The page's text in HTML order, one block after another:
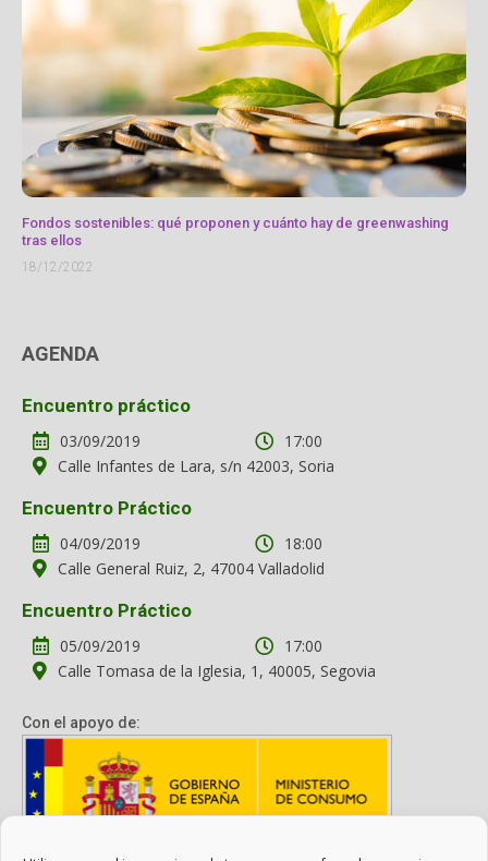
Fondos sostenibles: qué proponen y cuánto hay de greenwashing
tras ellos
18/12/2022
AGENDA
Encuentro práctico
03/09/2019
17:00
Calle Infantes de Lara, s/n 42003, Soria
Encuentro Práctico
04/09/2019
18:00
Calle General Ruiz, 2, 47004 Valladolid
Encuentro Práctico
05/09/2019
17:00
Calle Tomasa de la Iglesia, 1, 40005, Segovia
Con el apoyo de: